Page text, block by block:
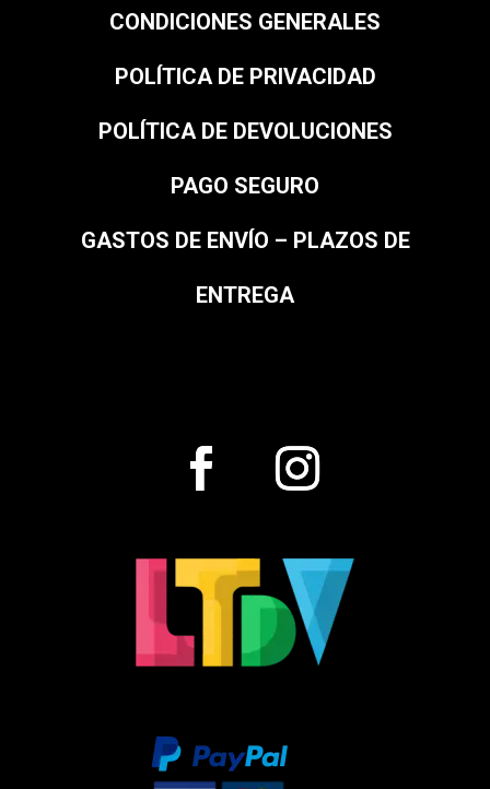
CONDICIONES GENERALES
POLÍTICA DE PRIVACIDAD
POLÍTICA DE DEVOLUCIONES
PAGO SEGURO
GASTOS DE ENVÍO – PLAZOS DE
ENTREGA